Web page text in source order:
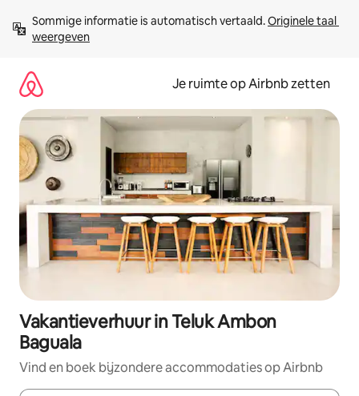
direct
naar
Sommige informatie is automatisch vertaald. Originele taal
weergeven
Je ruimte op Airbnb zetten
Vakantieverhuur in Teluk Ambon
Baguala
Vind en boek bijzondere accommodaties op Airbnb